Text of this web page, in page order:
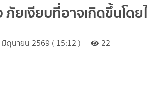
ภัยเงียบที่อาจเกิดขึ้นโ
มิถุนายน 2569 ( 15:12 ) 22